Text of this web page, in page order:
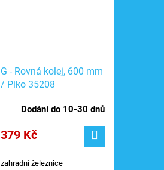
G - Rovná kolej, 600 mm
/ Piko 35208
Dodání do 10-30 dnů
379 Kč
zahradní železnice